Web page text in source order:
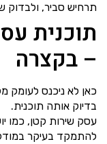
תרחיש סביר, ולבדוק
תוכנית
– בקצרה
כאן לא ניכנס לעומק
בדיוק אותה תוכנית.
עסק שירות קטן, כמו
להתמקד בעיקר